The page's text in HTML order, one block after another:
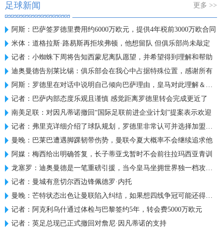
足球新闻 更多 >>
阿斯：巴萨签罗德里费用约6000万欧元，提供4年税前3000万欧合同
米体：道格拉斯·路易斯再拒埃弗顿，他想留队 但俱乐部尚未敲定
记者：小蜘蛛下周将告知西蒙尼离队愿望，并希望得到理解和帮助
迪奥曼德告别莱比锡：俱乐部会在我心中占据特殊位置，感谢所有
阿斯：罗德里在对话中说明自己倾向巴萨理由，皇马对此理解＆祝好
记者：巴萨内部态度乐观且谨慎 感觉距离罗德里转会完成更近了
南美足联：对因凡蒂诺撤回“国际足联前进企业计划”提案表示欢迎
记者：弗里克详细介绍了球队规划，罗德里非常认可并选择加盟巴萨
曼晚：巴莱巴遭遇脚踝韧带伤势，曼联今夏大概率不会继续追求他
阿媒：梅西给出明确答复，长子蒂亚戈暂时不会前往拉玛西亚青训
龙塞罗：迪奥曼德是一笔重磅引援，当今皇马坐拥世界独一档攻击线
记者：曼城有意切尔西边锋佩德罗·内托
曼晚：芒特状态出色让曼联陷入纠结，如果想四线争冠可能还得买人
记者：阿克利乌什通过体检与巴黎签约5年，转会费5000万欧元
记者：英足总现已正式撤回对詹尼·因凡蒂诺的支持